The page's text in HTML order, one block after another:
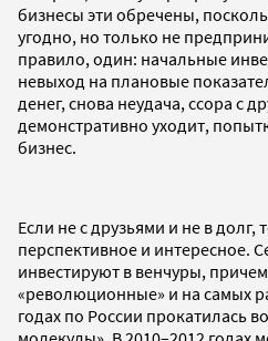
бизнесы эти обречены,
угодно, но только не
правило, один: начальные
невыход на плановые
денег, снова неудача, ссора с
демонстративно уходит,
бизнес.
Если не с друзьями и не в долг,
перспективное и интересное.
инвестируют в венчуры,
«революционные» и на самых
годах по России прокатилась